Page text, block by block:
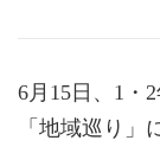
6月15日、1・
「地域巡り」